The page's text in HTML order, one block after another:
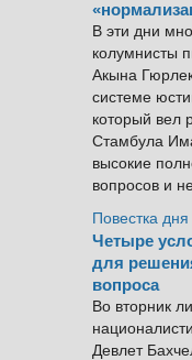
В эти дни
колумнисты
Акына
системе
который вел
Стамбула
высокие
вопросов и
Повестка
Четыре
для
вопроса
Во вторник
Девлет